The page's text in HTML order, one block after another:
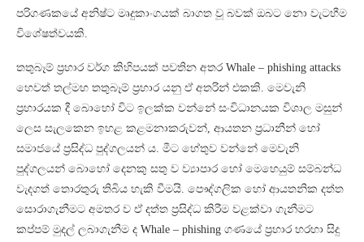
පරිගණකයේ අනිෂ්ට මෘදුකාංගයක් බාගත වූ බවක් ඔබට නො වැටහීම
විශේෂත්වයකි.
තතුබෑම් ප්‍රහාර වර්ග කිහිපයක් පවතින අතර Whale – phishing attacks
හෙවත් තල්මහ තතුබෑම් ප්‍රහාර යනු ඒ අතරින් එකකි. මෙවැනි
ප්‍රහාරයක දී බොහෝ විට ඉලක්ක වන්නේ සංවිධානයක විශාල මසුන්
ලෙස සැලකෙන ඉහළ කළමනාකරුවන්, ආයතන ප්‍රධානීන් හෝ
සමාජයේ ප්‍රසිද්ධ පුද්ගලයන් ය. මීට හේතුව වන්නේ මෙවැනි
පුද්ගලයන් බොහෝ දෙනකු සතු ව ව්‍යාපාර හෝ මෙහෙයුම් සම්බන්ධ
වැදගත් තොරතුරු තිබිය හැකි වීමයි. පෞද්ගලික හෝ ආයතනික දත්ත
සොරාගැනීමට අමතර ව ඒ දත්ත ප්‍රසිද්ධ කිරීම වළක්වා ගැනීමට
කප්පම් මුදල් ලබාගැනීම ද Whale – phishing ගණයේ ප්‍රහාර හරහා සිදු